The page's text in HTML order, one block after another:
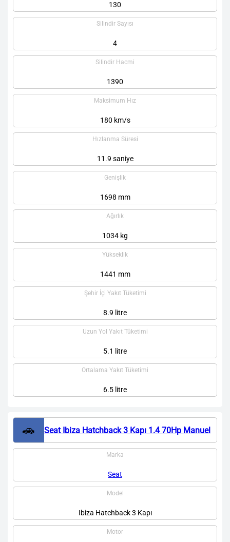
130
Silindir Sayısı
4
Silindir Hacmi
1390
Maksimum Hız
180 km/s
Hızlanma Süresi
11.9 saniye
Genişlik
1698 mm
Ağırlık
1034 kg
Yükseklik
1441 mm
Şehir İçi Yakıt Tüketimi
8.9 litre
Uzun Yol Yakıt Tüketimi
5.1 litre
Ortalama Yakıt Tüketimi
6.5 litre
🚗 Seat Ibiza Hatchback 3 Kapı 1.4 70Hp Manuel
Marka
Seat
Model
Ibiza Hatchback 3 Kapı
Motor